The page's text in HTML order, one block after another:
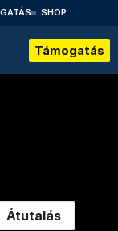
SHOP
Támogatás
Átutalás